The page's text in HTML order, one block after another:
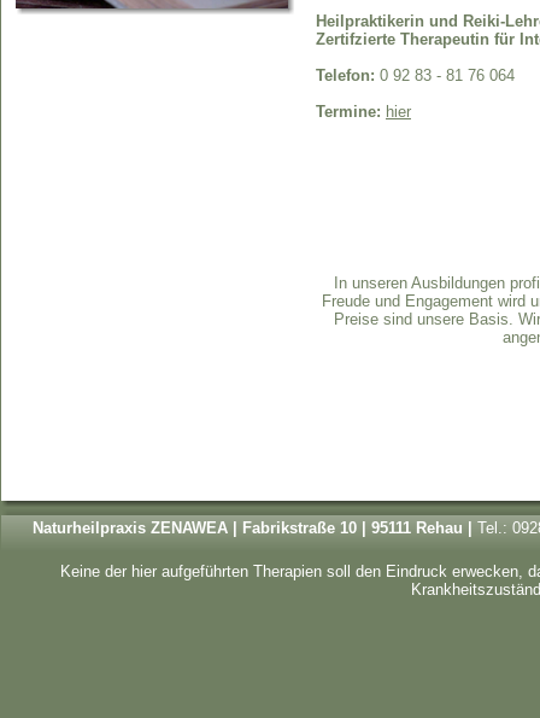
Naturheilpraxis ZENAWEA | Fabrikstraße 10 | 95111 Rehau | Tel.:
Keine der hier aufgeführten Therapien soll den Eindruck erwecken,
Heilpraktikerin und Reiki-
Zertifzierte Therapeutin für
Telefon: 0 92 83 - 81 76 064
Termine: hier
In unseren Ausbildungen
Freude und Engagement wird
Preise sind unsere Basis.